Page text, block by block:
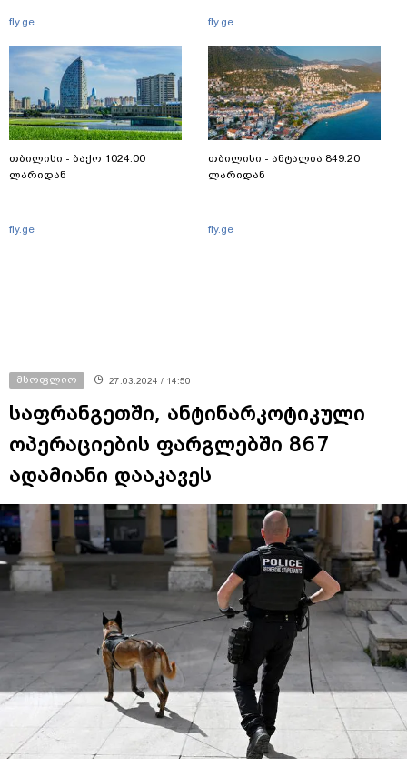
fly.ge
თბილისი - ბაქო 1024.00
ლარიდან
fly.ge
fly.ge
თბილისი - ანტალია 849.20
ლარიდან
fly.ge
მსოფლიო 27.03.2024 / 14:50
საფრანგეთში, ანტინარკოტიკული
ოპერაციების ფარგლებში 867
ადამიანი დააკავეს